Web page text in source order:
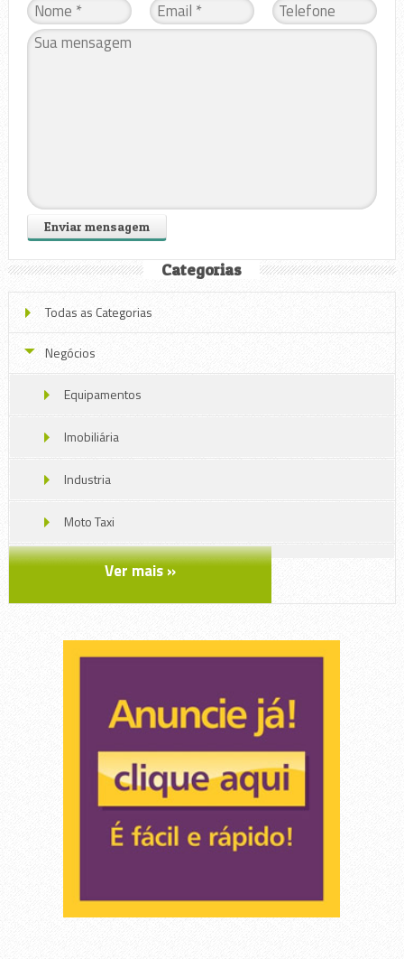
Categorias
Todas as Categorias
Negócios
Equipamentos
Imobiliária
Industria
Moto Taxi
Móveis
Serviços
Ver mais »